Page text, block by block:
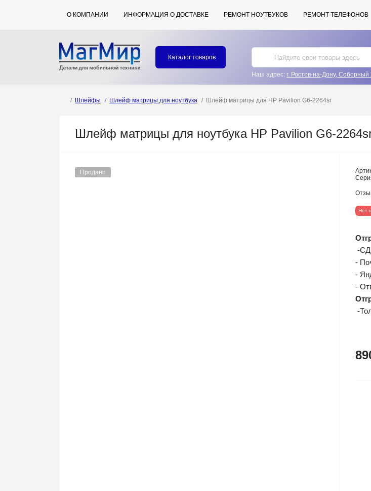
О КОМПАНИИ ИНФОРМАЦИЯ О ДОСТАВКЕ РЕМОНТ НОУТБУКОВ РЕМОНТ ТЕЛЕФОНОВ
Каталог товаров
Наш адрес: г. Ростов-на-Дону,
Шлейфы Шлейф матрицы для ноутбука Шлейф матрицы для HP Pavilion G6-2264sr
Шлейф матрицы для ноутбука HP Pavilion G6-
Продано
Нет
-
-
-
-
-